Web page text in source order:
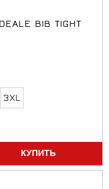
BIB TIGHT
3XL